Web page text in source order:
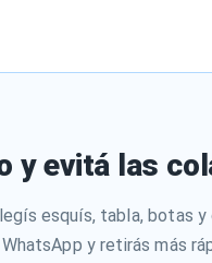
y evitá las
esquís, tabla, botas
y retirás más